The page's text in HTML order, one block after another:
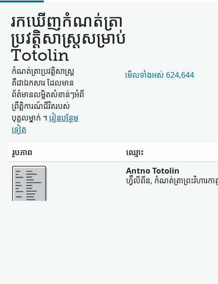
រកឃើញ​កំណត់ត្រា​
ប្រវត្តិសាស្ត្រ​សម្រាប់
Totolin
កំណត់ត្រា​ប្រវត្តិសាស្ត្រ​
គឺជា​ឯកសារ ដែល​មាន​
ព័ត៌មាន​លម្អិត​សំខាន់ៗ​អំពី​
ព្រឹត្តិការណ៍​ជីវិត​របស់​
បុគ្គល​ម្នាក់ ។ រៀន​បន្ថែម​
ទៀត
មើល​ទាំងអស់ 624,644
រូបភាព
ឈ្មោះ
ច្រើន
Antno Totolin
ហ្វ៊ីលីពីន, កំណត់ត្រាព្រះវិហារក